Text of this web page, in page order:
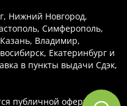
Нижний Новгород,
Симферополь,
Владимир,
Екатеринбург и
в пункты выдачи Сдэк,
публичной офертой.